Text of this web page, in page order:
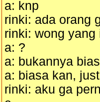
a: knp
rinki: ada orang
rinki: wong
a: ?
a: bukannya
a: biasa kan,
rinki: aku ga